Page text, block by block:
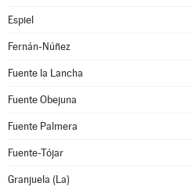
Espiel
Fernán-Núñez
Fuente la Lancha
Fuente Obejuna
Fuente Palmera
Fuente-Tójar
Granjuela (La)